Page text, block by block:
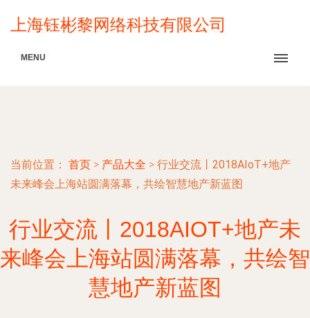
上海钰彬黎网络科技有限公司
MENU
当前位置： 首页 > 产品大全 > 行业交流丨2018AIoT+地产
未来峰会上海站圆满落幕，共绘智慧地产新蓝图
行业交流丨2018AIOT+地产未
来峰会上海站圆满落幕，共绘智
慧地产新蓝图